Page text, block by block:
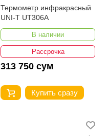
Термометр инфракрасный
UNI-T UT306A
В наличии
Рассрочка
313 750 сум
Купить сразу